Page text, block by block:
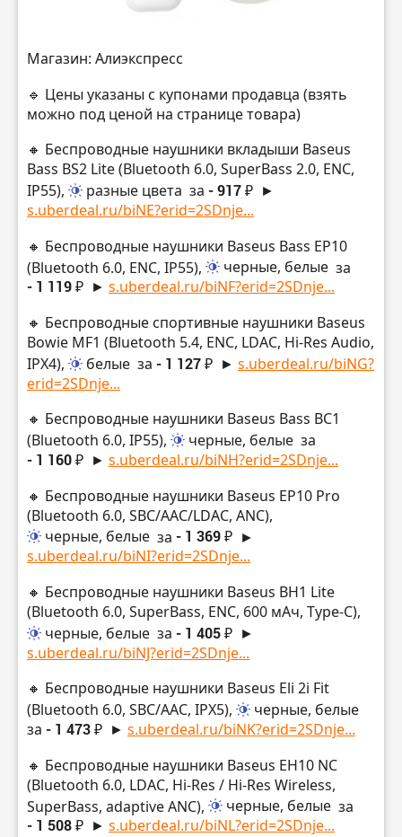
Магазин: Алиэкспресс
🔹 Цены указаны с купонами продавца (взять
можно под ценой на странице товара)
🔸 Беспроводные наушники вкладыши Baseus
Bass BS2 Lite (Bluetooth 6.0, SuperBass 2.0, ENC,
IP55),
разные цвета за - 917 ₽ ►
s.uberdeal.ru/biNE?erid=2SDnje...
🔸 Беспроводные наушники Baseus Bass EP10
(Bluetooth 6.0, ENC, IP55),
черные, белые за
- 1 119 ₽ ► s.uberdeal.ru/biNF?erid=2SDnje...
🔸 Беспроводные спортивные наушники Baseus
Bowie MF1 (Bluetooth 5.4, ENC, LDAC, Hi-Res Audio,
IPX4),
белые за - 1 127 ₽ ► s.uberdeal.ru/biNG?
erid=2SDnje...
🔸 Беспроводные наушники Baseus Bass BC1
(Bluetooth 6.0, IP55),
черные, белые за
- 1 160 ₽ ► s.uberdeal.ru/biNH?erid=2SDnje...
🔸 Беспроводные наушники Baseus EP10 Pro
(Bluetooth 6.0, SBC/AAC/LDAC, ANC),
черные, белые за - 1 369 ₽ ►
s.uberdeal.ru/biNI?erid=2SDnje...
🔸 Беспроводные наушники Baseus BH1 Lite
(Bluetooth 6.0, SuperBass, ENC, 600 мАч, Type-C),
черные, белые за - 1 405 ₽ ►
s.uberdeal.ru/biNJ?erid=2SDnje...
🔸 Беспроводные наушники Baseus Eli 2i Fit
(Bluetooth 6.0, SBC/AAC, IPX5),
черные, белые
за - 1 473 ₽ ► s.uberdeal.ru/biNK?erid=2SDnje...
🔸 Беспроводные наушники Baseus EH10 NC
(Bluetooth 6.0, LDAC, Hi-Res / Hi-Res Wireless,
SuperBass, adaptive ANC),
черные, белые за
- 1 508 ₽ ► s.uberdeal.ru/biNL?erid=2SDnje...